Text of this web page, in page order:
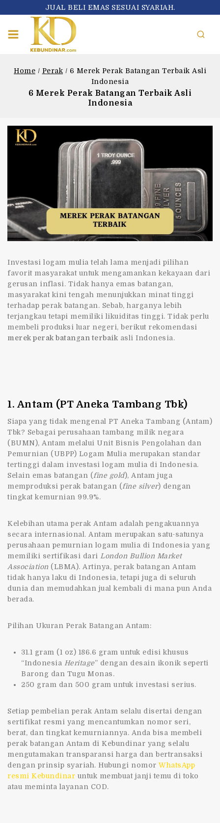
JUAL BELI EMAS SESUAI SYARIAH.
Home / Perak / 6 Merek Perak Batangan Terbaik Asli
Indonesia
6 Merek Perak Batangan Terbaik Asli
Indonesia
Investasi logam mulia telah lama menjadi pilihan
favorit masyarakat untuk mengamankan kekayaan dari
gerusan inflasi. Tidak hanya emas batangan,
masyarakat kini tengah menunjukkan minat tinggi
terhadap perak batangan. Sebab, harganya lebih
terjangkau tetapi memiliki likuiditas tinggi. Tidak perlu
membeli produksi luar negeri, berikut rekomendasi
merek perak batangan terbaik asli Indonesia.
1. Antam (PT Aneka Tambang Tbk)
Siapa yang tidak mengenal PT Aneka Tambang (Antam)
Tbk? Sebagai perusahaan tambang milik negara
(BUMN), Antam melalui Unit Bisnis Pengolahan dan
Pemurnian (UBPP) Logam Mulia merupakan standar
tertinggi dalam investasi logam mulia di Indonesia.
Selain emas batangan ( fine gold), Antam juga
memproduksi perak batangan ( fine silver) dengan
tingkat kemurnian 99.9%.
Kelebihan utama perak Antam adalah pengakuannya
secara internasional. Antam merupakan satu-satunya
perusahaan pemurnian logam mulia di Indonesia yang
memiliki sertifikasi dari London Bullion Market
Association (LBMA). Artinya, perak batangan Antam
tidak hanya laku di Indonesia, tetapi juga di seluruh
dunia dan memudahkan jual kembali di mana pun Anda
berada.
Pilihan Ukuran Perak Batangan Antam:
31.1 gram (1 oz) 186.6 gram untuk edisi khusus
“Indonesia Heritage” dengan desain ikonik seperti
Barong dan Tugu Monas.
250 gram dan 500 gram untuk investasi serius.
Setiap pembelian perak Antam selalu disertai dengan
sertifikat resmi yang mencantumkan nomor seri,
berat, dan tingkat kemurniannya. Anda bisa membeli
perak batangan Antam di Kebundinar yang selalu
mengutamakan transparansi harga dan bertransaksi
dengan prinsip syariah. Hubungi nomor WhatsApp
resmi Kebundinar untuk membuat janji temu di toko
atau meminta layanan COD.